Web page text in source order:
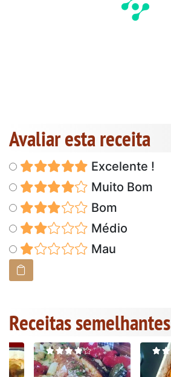
Avaliar esta receita
Excelente !
Muito Bom
Bom
Médio
Mau
Receitas semelhantes